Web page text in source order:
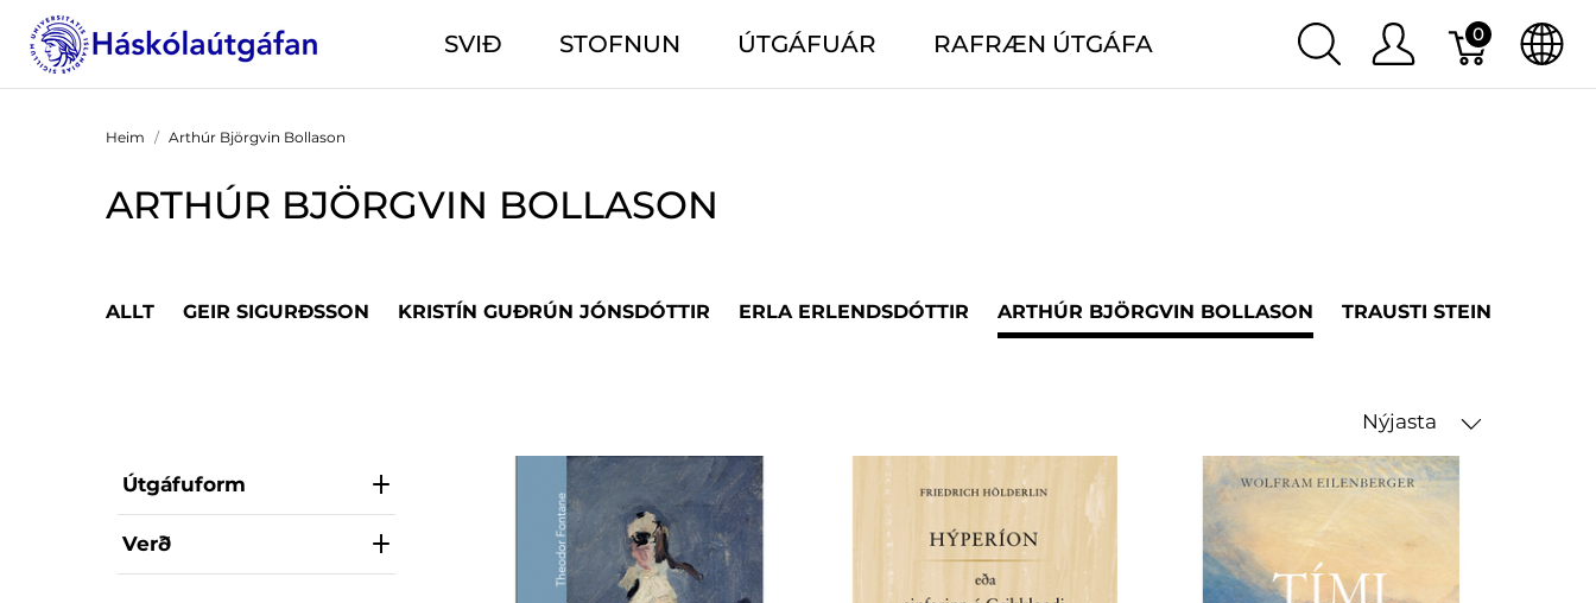
SVIÐ STOFNUN ÚTGÁFUÁR RAFRÆN ÚTGÁFA 0
Heim Arthúr Björgvin Bollason
ARTHÚR BJÖRGVIN BOLLASON
ALLT GEIR SIGURÐSSON KRISTÍN GUÐRÚN JÓNSDÓTTIR ERLA ERLENDSDÓTTIR ARTHÚR BJÖRGVIN BOLLASON TRAUSTI STEINSSON
Nýjasta
Útgáfuform
Verð